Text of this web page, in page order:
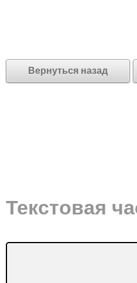
Вернуться назад
Текстовая